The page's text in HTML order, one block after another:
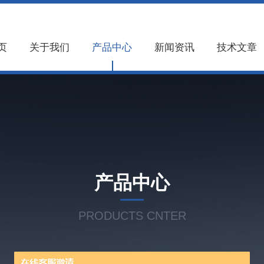
关于我们 产品中心 新闻资讯 技术文章
产品中心
PRODUCTS CNTER